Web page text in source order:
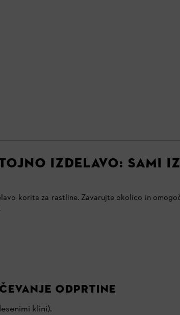
IZDELAVO: SAMI
korita za rastline. Zavarujte okolico in
odprtine
klini).